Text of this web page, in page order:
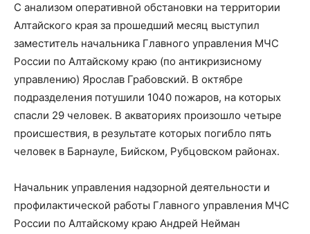
С анализом оперативной обстановки на территории
Алтайского края за прошедший месяц выступил
заместитель начальника Главного управления МЧС
России по Алтайскому краю (по антикризисному
управлению) Ярослав Грабовский. В октябре
подразделения потушили 1040 пожаров, на которых
спасли 29 человек. В акваториях произошло четыре
происшествия, в результате которых погибло пять
человек в Барнауле, Бийском, Рубцовском районах.
Начальник управления надзорной деятельности и
профилактической работы Главного управления МЧС
России по Алтайскому краю Андрей Нейман